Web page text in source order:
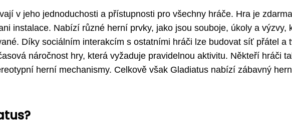
v jeho jednoduchosti a přístupnosti pro všechny hráče. Hra je
instalace. Nabízí různé herní prvky, jako jsou souboje, úkoly a výzvy,
Díky sociálním interakcím s ostatními hráči lze budovat síť přátel a
náročnost hry, která vyžaduje pravidelnou aktivitu. Někteří hráči
herní mechanismy. Celkově však Gladiatus nabízí zábavný